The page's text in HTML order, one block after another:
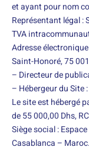
et ayant pour nom
Représentant légal :
TVA
Adresse
Saint-Honoré, 75
– Directeur de
– Hébergeur du Site
Le site est hébergé
de 55 000,00 Dhs,
Siège social :
Casablanca –